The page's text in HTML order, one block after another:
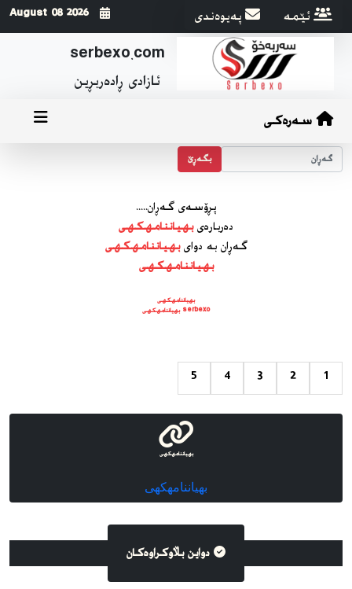
serbexo.com
ئازادی ڕاده‌ربڕین
ئێمه په‌یوه‌ندی 2026 August 08
سەرەکی
بگه‌ڕێ
پڕۆسه‌ی گه‌ڕان.....
ده‌رباره‌یبهیاننامهکهی
گه‌ڕان به دوایبهیاننامهکهی
بهیاننامهکهی
بهیاننامهکهی
serbexo بهیاننامهکهی
1
2
3
4
5
بهیاننامهکهی
بهیاننامهکهی
دواین بڵاوکراوه‌کان